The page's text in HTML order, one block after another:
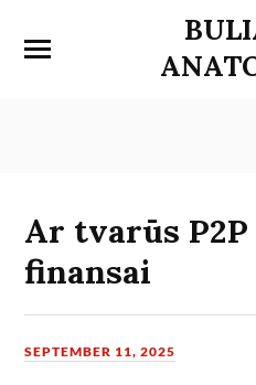
Ar tvarūs
finansai
SEPTEMBER 11, 2025